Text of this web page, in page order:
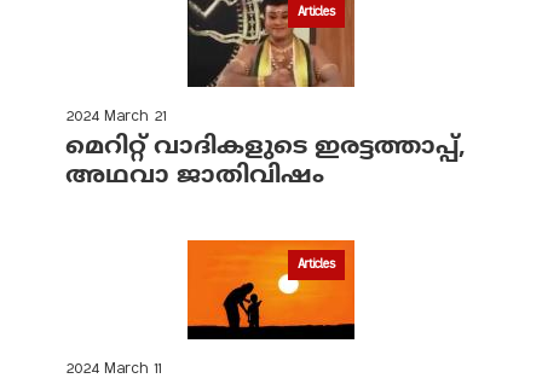
Articles
2024 March 21
മെറിറ്റ് വാദികളുടെ ഇരട്ടത്താപ്പ്,
അഥവാ ജാതിവിഷം
Articles
2024 March 11